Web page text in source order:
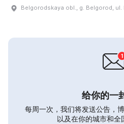
Belgorodskaya obl., g. Belgorod, ul.
给你的一
每周一次，我们将发送公告，
以及在你的城市和全